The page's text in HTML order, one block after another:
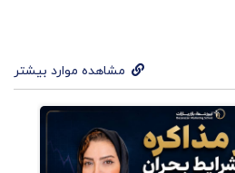
مشاهده موارد بیشتر